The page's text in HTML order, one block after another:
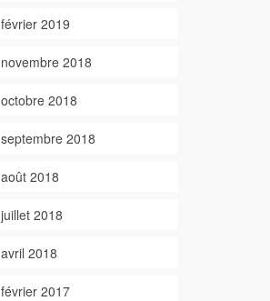
février 2019
novembre 2018
octobre 2018
septembre 2018
août 2018
juillet 2018
avril 2018
février 2017